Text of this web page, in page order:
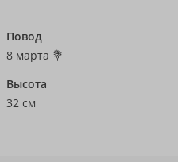
Повод
8 марта 💐
Высота
32 см